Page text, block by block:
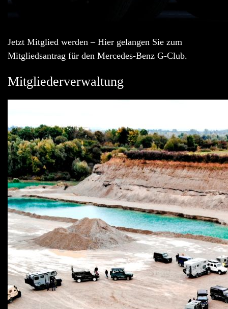
Jetzt Mitglied werden – Hier gelangen Sie zum
Mitgliedsantrag für den Mercedes-Benz G-Club.
Mitgliederverwaltung